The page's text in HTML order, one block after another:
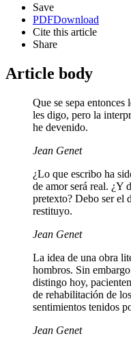
Save
PDFDownload
Cite this article
Share
Article body
Que se sepa entonces
les digo, pero la
he devenido.
Jean Genet
¿Lo que escribo ha
de amor será real. ¿Y
pretexto? Debo ser el
restituyo.
Jean Genet
La idea de una obra
hombros. Sin
distingo hoy,
de rehabilitación de
sentimientos tenidos
Jean Genet